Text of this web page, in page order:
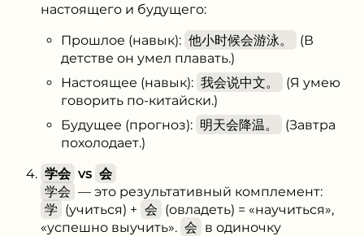
настоящего и будущего:
Прошлое (навык): 他小时候会游泳。
(В
детстве он умел плавать.)
Настоящее (навык): 我会说中文。
(Я умею
говорить по-китайски.)
Будущее (прогноз): 明天会降温。
(Завтра
похолодает.)
学会 vs 会
学会 — это результативный комплемент:
学 (учиться) + 会 (овладеть) = «научиться»,
«успешно выучить». 会 в одиночку